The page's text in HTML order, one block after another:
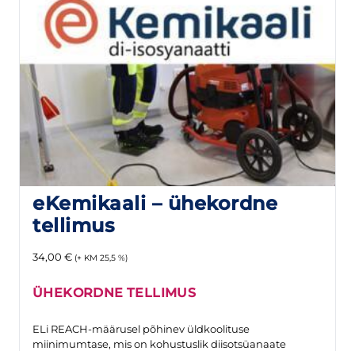
eKemikaali – ühekordne
tellimus
34,00 € (+ KM 25,5 %)
ÜHEKORDNE TELLIMUS
ELi REACH-määrusel põhinev üldkoolituse
miinimumtase, mis on kohustuslik diisotsüanaate